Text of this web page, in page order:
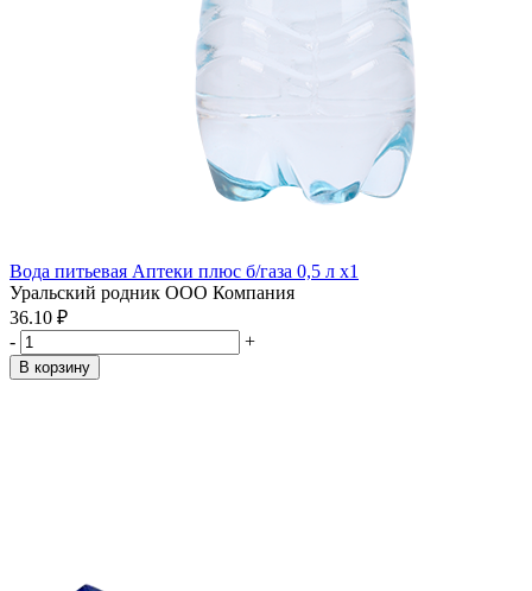
Вода питьевая Аптеки плюс б/газа 0,5 л x1
Уральский родник ООО Компания
36.10 ₽
-
+
В корзину